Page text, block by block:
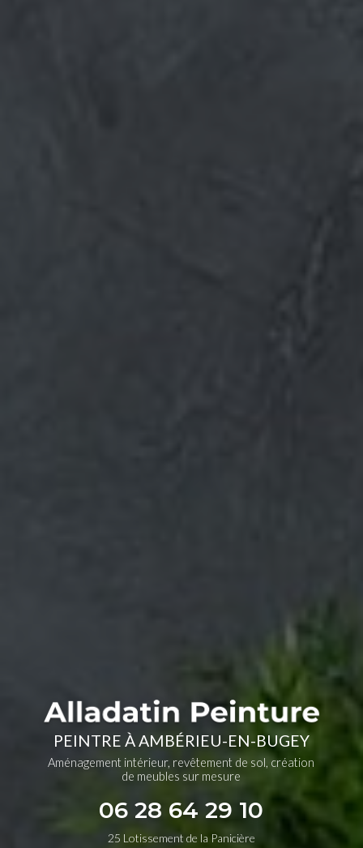
PEINTRE À AMBÉRIEU-EN-BUGEY
Aménagement intérieur, revêtement de sol, création
de meubles sur mesure
06 28 64 29 10
25 Lotissement de la Panicière